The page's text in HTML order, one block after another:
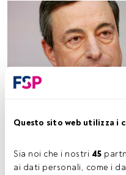
Questo sito web utilizza i
Sia noi che i nostri 45
ai dati personali, come i
Tempo di lettura:2 min.